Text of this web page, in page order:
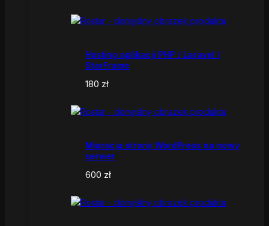
Hosting aplikacji PHP / Laravel /
StarFrame
180 zł
Migracja strony WordPress na nowy
serwer
600 zł